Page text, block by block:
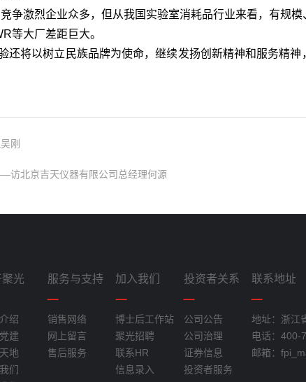
激烈企业众多，但从我国实验室消耗品行业来看，有规模
等大厂差距巨大。
将以树立民族品牌为使命，继续发扬创新精神和服务精神
刚
访北京吉天仪器有限公司总经理何源
光
绍
建
地
们
服务与支持
销售网络
网上留言
售后服务
加入我们
博士后工作站
聚光招聘
联系HR
信息录入
投资者关系
公司公告
公司治理
证券信息
投资者服务
联系地址
地址：浙江
电话：400-
邮箱：